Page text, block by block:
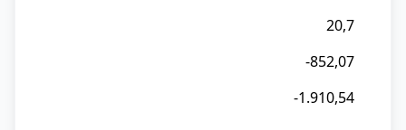
20,7
-852,07
-1.910,54